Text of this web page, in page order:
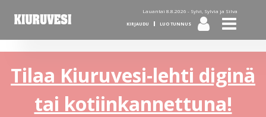
Lauantai 8.8.2026 - Sylvi, Sylvia ja Silva
KIRJAUDU LUO TUNNUS
Tilaa Kiuruvesi-lehti diginä
tai kotiinkannettuna!